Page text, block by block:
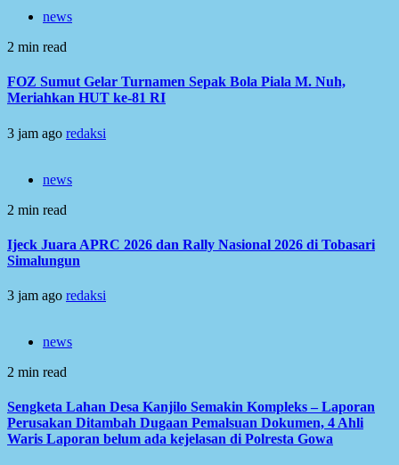
news
2 min read
FOZ Sumut Gelar Turnamen Sepak Bola Piala M. Nuh,
Meriahkan HUT ke-81 RI
3 jam ago redaksi
news
2 min read
Ijeck Juara APRC 2026 dan Rally Nasional 2026 di Tobasari
Simalungun
3 jam ago redaksi
news
2 min read
Sengketa Lahan Desa Kanjilo Semakin Kompleks – Laporan
Perusakan Ditambah Dugaan Pemalsuan Dokumen, 4 Ahli
Waris Laporan belum ada kejelasan di Polresta Gowa